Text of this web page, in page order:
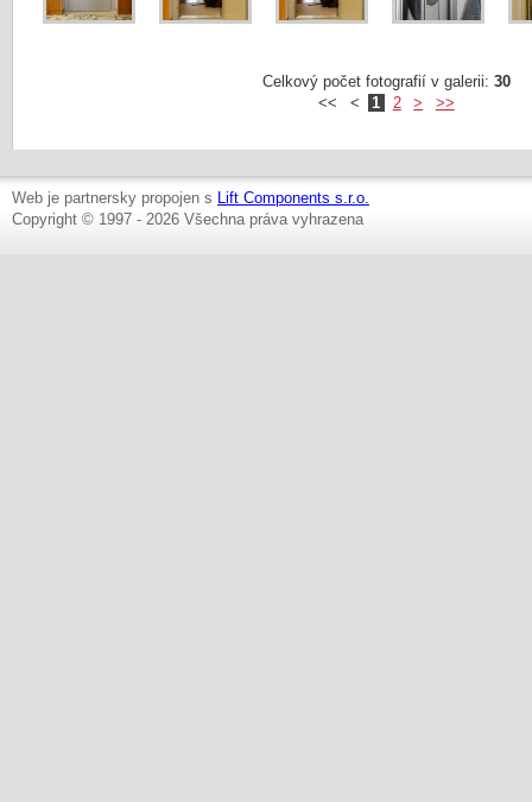
Celkový počet fotografií v galerii: 30
<<
< 1 2 > >>
Web je partnersky propojen s
Lift Components s.r.o.
Copyright © 1997 - 2026 Všechna práva vyhrazena